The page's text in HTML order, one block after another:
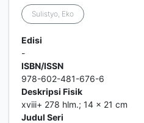
Sulistyo, Eko
Edisi
-
ISBN/ISSN
978-602-481-676-6
Deskripsi Fisik
xviii+ 278 hlm.; 14 x 21 cm
Judul Seri